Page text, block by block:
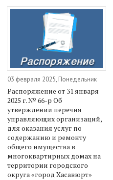
03 февраля 2025, Понедельник
Распоряжение от 31 января
2025 г. № 66-р Об
утверждении перечня
управляющих организаций,
для оказания услуг по
содержанию и ремонту
общего имущества в
многоквартирных домах на
территории городского
округа «город Хасавюрт»